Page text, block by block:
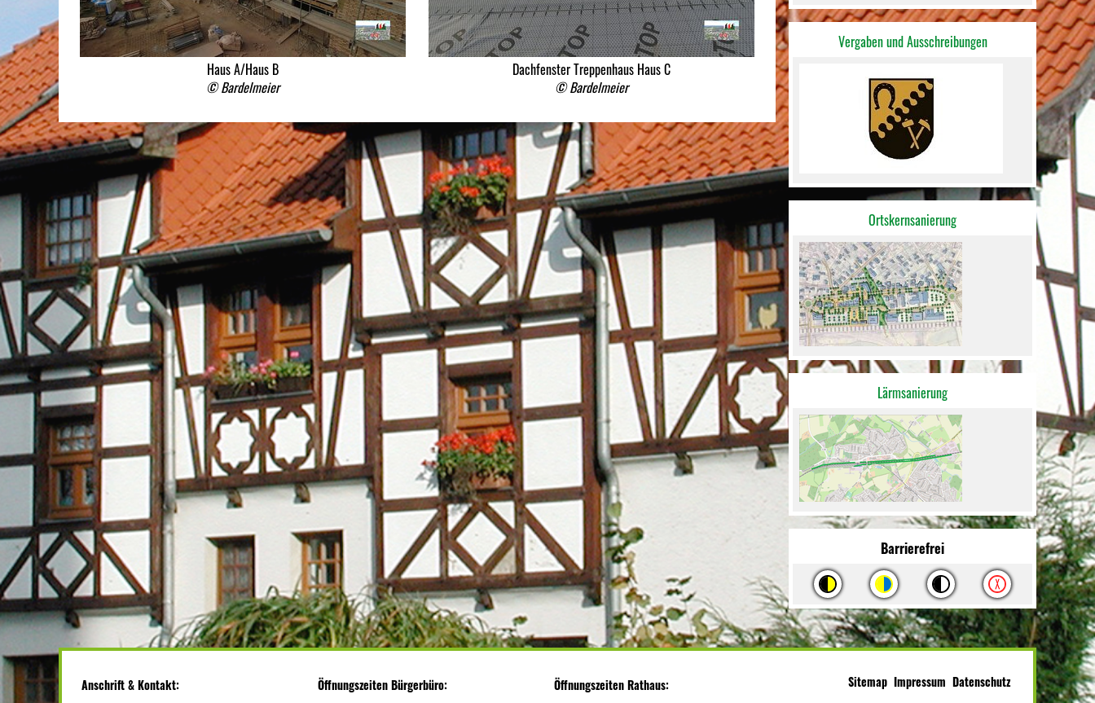
Haus A/Haus B
© Bardelmeier
Dachfenster Treppenhaus Haus C
© Bardelmeier
Vergaben und Ausschreibungen
Ortskernsanierung
Lärmsanierung
Barrierefrei
Anschrift & Kontakt:
Öffnungszeiten Bürgerbüro:
Öffnungszeiten Rathaus:
Sitemap Impressum Datenschutz